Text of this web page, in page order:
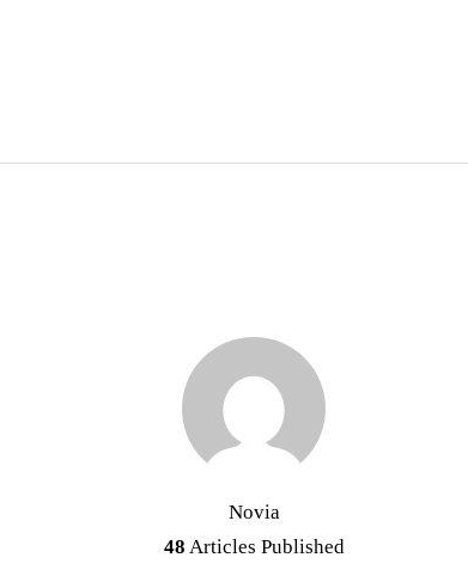
Novia
48 Articles Published